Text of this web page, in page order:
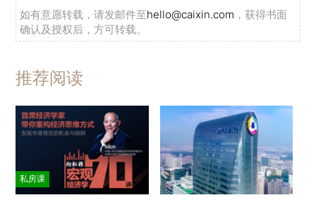
对于一位荣誉等身的学者，我能想到的最佳致
敬就是继续推进他的研究，*1.例如De
Shapiro（2010）、Spiller（2010）、
Tadelis（2010）、Teece（2010），其中威廉姆森在
伯克利加州大学哈斯商学院的同事发表了很多论文
就像他还在我们身边激励着我们一样。事
实上，威廉姆森在他的诺奖演讲中预言：“交易成本
经济学的研究面临着一个有趣且有挑战性的未
如有意愿转载，请发邮件至hello@caixin.com ，获得书面
确认及授权后，方可转载。
推荐阅读
私房课